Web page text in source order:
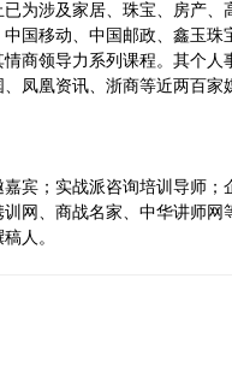
为涉及家居、珠宝、房产
国移动、中国邮政、鑫玉
商领导力系列课程。其个
凤凰资讯、浙商等近两百
；实战派咨询培训导师；
网、商战名家、中华讲师
人。